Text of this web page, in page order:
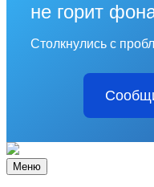
не горит
Столкнулись с
Меню